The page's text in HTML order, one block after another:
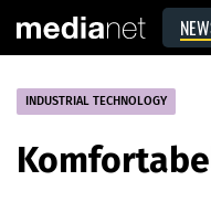
INDUSTRIAL TECHNOLOGY